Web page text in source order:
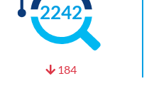
2242
184